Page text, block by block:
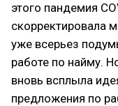
этого пандемия
скорректировала
уже всерьез
работе по найму.
вновь всплыла
предложения по